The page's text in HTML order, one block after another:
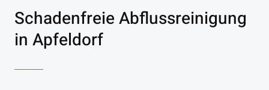
Schadenfreie Abflussreinigung
in Apfeldorf